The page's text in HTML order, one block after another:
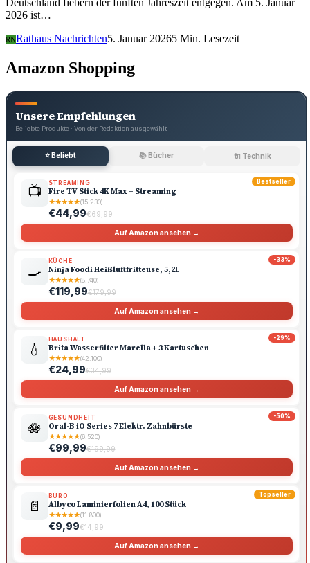
2026 ist…
RNRathaus Nachrichten5. Januar 20265 Min. Lesezeit
Amazon Shopping
Unsere Empfehlungen
Beliebte Produkte · Von der Redaktion ausgewählt
⭐ Beliebt 📚 Bücher 🔌 Technik
Bestseller
📺 STREAMING
Fire TV Stick 4K Max – Streaming
★★★★★(15.230)
€44,99€69,99
Auf Amazon ansehen →
-33%
🍳
KÜCHE
Ninja Foodi Heißluftfritteuse, 5,2L
★★★★★(8.740)
€119,99€179,99
Auf Amazon ansehen →
-29%
💧
HAUSHALT
Brita Wasserfilter Marella + 3 Kartuschen
★★★★★(42.100)
€24,99€34,99
Auf Amazon ansehen →
-50%
🪷
GESUNDHEIT
Oral-B iO Series 7 Elektr. Zahnbürste
★★★★★(6.520)
€99,99€199,99
Auf Amazon ansehen →
Topseller
📄
BÜRO
Albyco Laminierfolien A4, 100 Stück
★★★★★(11.800)
€9,99€14,99
Auf Amazon ansehen →